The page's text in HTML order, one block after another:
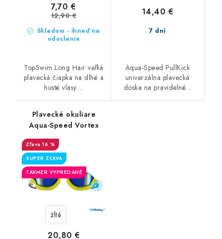
Skladom - ihneď na
odoslanie
7,70 €
12,90 €
TopSwim Long Hair veľká
plavecká čiapka na dlhé a
husté vlasy....
7 dní
14,40 €
Aqua-Speed PullKick
univerzálna plavecká
doska na pravidelné...
Plavecké okuliare
Aqua-Speed Vortex
16 %
SUPER ZĽAVA
TAKMER VYPREDANÉ
žltá
20,80 €